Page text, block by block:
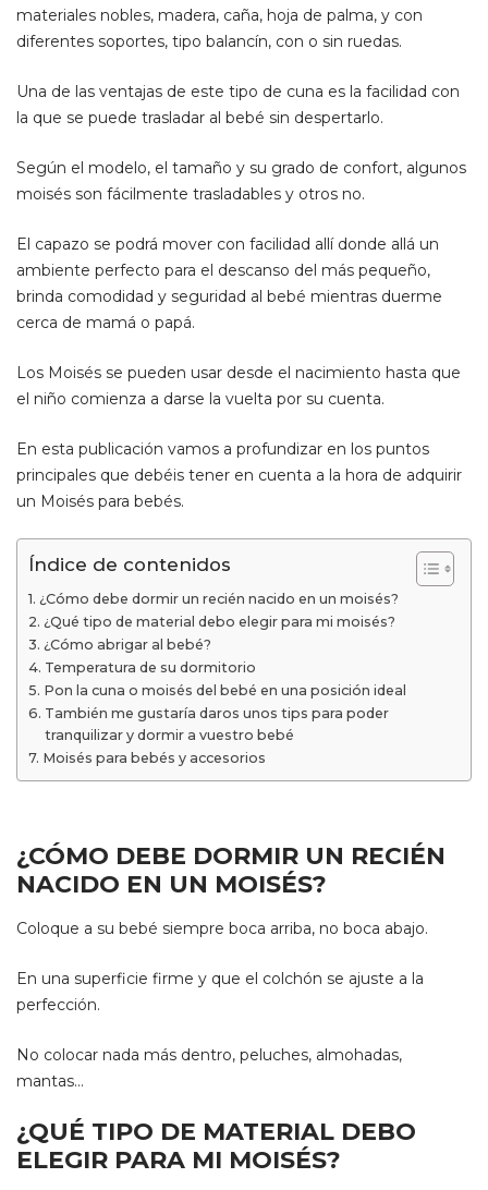
materiales nobles, madera, caña, hoja de palma, y con
diferentes soportes, tipo balancín, con o sin ruedas.
Una de las ventajas de este tipo de cuna es la facilidad con
la que se puede trasladar al bebé sin despertarlo.
Según el modelo, el tamaño y su grado de confort, algunos
moisés son fácilmente trasladables y otros no.
El capazo se podrá mover con facilidad allí donde allá un
ambiente perfecto para el descanso del más pequeño,
brinda comodidad y seguridad al bebé mientras duerme
cerca de mamá o papá.
Los Moisés se pueden usar desde el nacimiento hasta que
el niño comienza a darse la vuelta por su cuenta.
En esta publicación vamos a profundizar en los puntos
principales que debéis tener en cuenta a la hora de adquirir
un Moisés para bebés.
Índice de contenidos
¿Cómo debe dormir un recién nacido en un moisés?
¿Qué tipo de material debo elegir para mi moisés?
¿Cómo abrigar al bebé?
Temperatura de su dormitorio
Pon la cuna o moisés del bebé en una posición ideal
También me gustaría daros unos tips para poder
tranquilizar y dormir a vuestro bebé
Moisés para bebés y accesorios
¿CÓMO DEBE DORMIR UN RECIÉN
NACIDO EN UN MOISÉS?
Coloque a su bebé siempre boca arriba, no boca abajo.
En una superficie firme y que el colchón se ajuste a la
perfección.
No colocar nada más dentro, peluches, almohadas,
mantas…
¿QUÉ TIPO DE MATERIAL DEBO
ELEGIR PARA MI MOISÉS?